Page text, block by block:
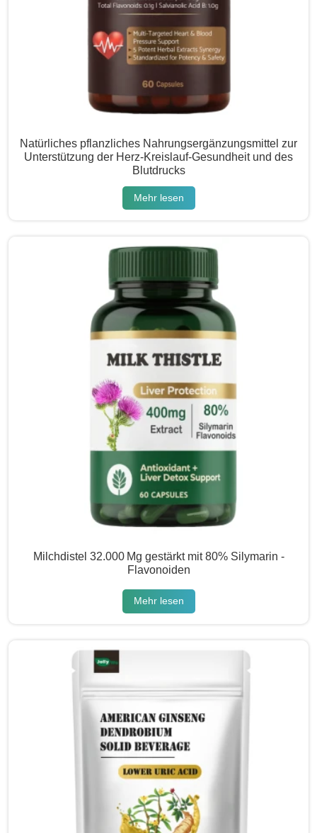
Natürliches pflanzliches Nahrungsergänzungsmittel zur
Unterstützung der Herz-Kreislauf-Gesundheit und des
Blutdrucks
Mehr lesen
Milchdistel 32.000 Mg gestärkt mit 80% Silymarin -
Flavonoiden
Mehr lesen